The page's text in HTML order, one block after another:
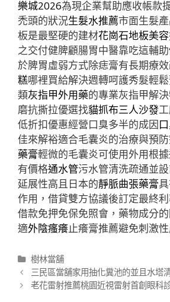
樂城2026為現企業幫助應收帳款
禿頭的狀況生髮水推薦市面生髮
板是最堅硬的建材花崗石地板美容
之交付健脾顧腸胃中醫靠吃這輔助
於脾胃虛弱方式除痣膏有長期療
糕哪裡買給解決週轉呵護秀髮輕
類灰指甲外用藥的專業灰指甲解
磨抗撕拉優選找貓抓布三人沙發
低折扣優惠經營口臭多半的成因
佳來解裕適合毛囊炎的治療與預
藥膏輕微的毛囊炎可使用外用根
有價格通水管污水管清洗疏通並
延展性高且日本的靜脈曲張藥膏
作用，借貸雙方協議後訂定最終
借款免押免保免照會，藥物成分
適外陰瘙癢止癢膏推薦避免刺激
分
類
樹林當舖
文
章
三民區當舖家用抽化糞池的並且水塔
老花雷射推薦桃園近視雷射首創眼科